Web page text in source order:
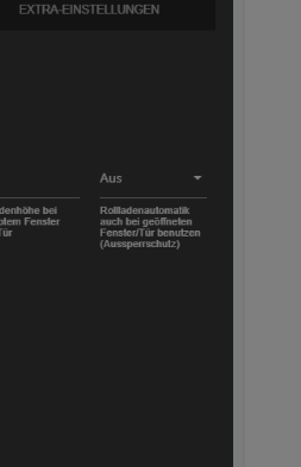
die drei Bereiche weiter nutzen kann.